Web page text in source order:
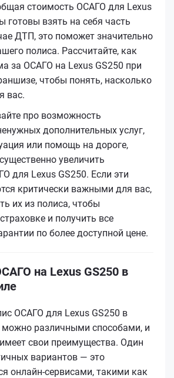
стоимость ОСАГО для Lexus
готовы взять на себя часть
ДТП, это поможет значительно
полиса. Рассчитайте, как
за ОСАГО на Lexus GS250 при
чтобы понять, насколько
вас.
про возможность
дополнительных услуг,
или помощь на дороге,
увеличить
для Lexus GS250. Если эти
критически важными для вас,
их из полиса, чтобы
и получить все
по более доступной цене.
на Lexus GS250 в
ОСАГО для Lexus GS250 в
различными способами, и
свои преимущества. Один
вариантов — это
онлайн-сервисами, такими как